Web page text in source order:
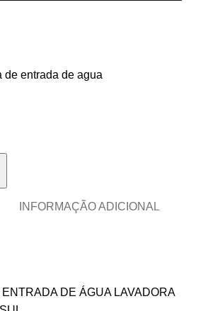
de entrada de agua
INFORMAÇÃO ADICIONAL
DE ÁGUA LAVADORA